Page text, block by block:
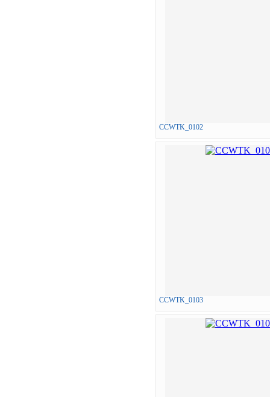
CCWTK_0102
CCWTK_0103